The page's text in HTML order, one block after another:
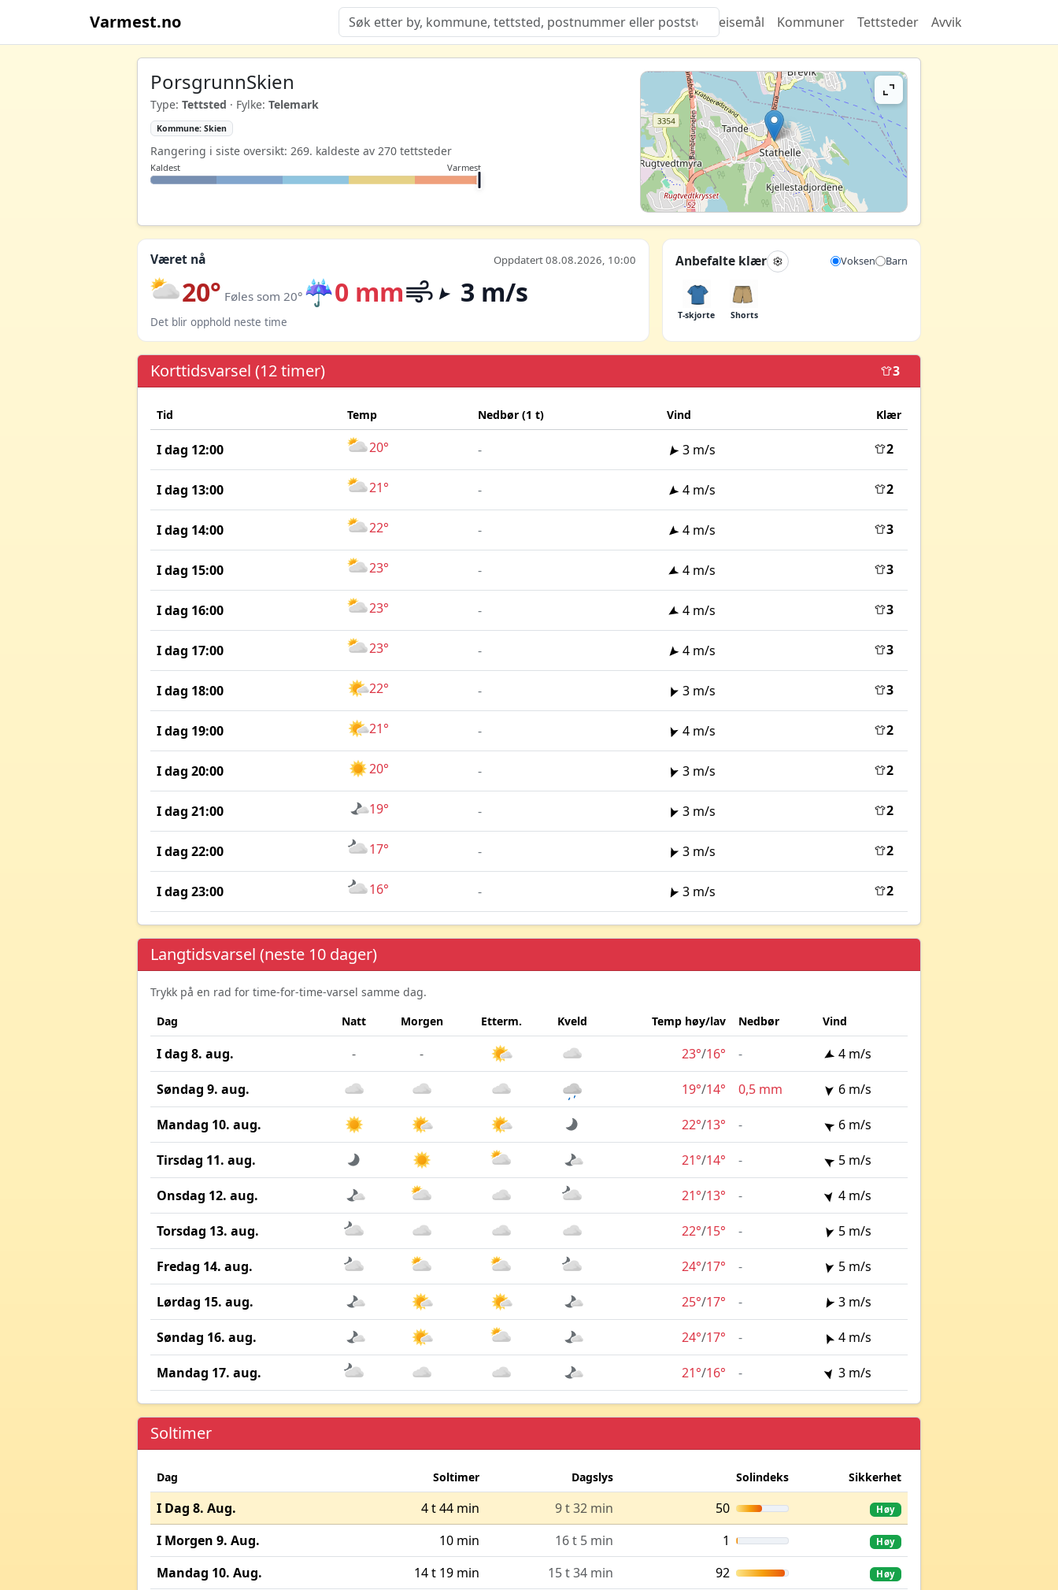
Varmest.no Quiz Reisemål Kommuner Tettsteder Avvik
PorsgrunnSkien
Type: Tettsted · Fylke: Telemark
Kommune: Skien
Rangering i siste oversikt: 269. kaldeste av 270 tettsteder
Kaldest Varmest
Været nå Oppdatert 08.08.2026, 10:00
20° Føles som 20° ☔0 mm 3 m/s
Det blir opphold neste time
Anbefalte klær Voksen Barn
T-skjorte Shorts
Korttidsvarsel (12 timer) 3
Tid Temp Nedbør (1 t) Vind Klær
I dag 12:00 20° - 3 m/s 2
I dag 13:00 21° - 4 m/s 2
I dag 14:00 22° - 4 m/s 3
I dag 15:00 23° - 4 m/s 3
I dag 16:00 23° - 4 m/s 3
I dag 17:00 23° - 4 m/s 3
I dag 18:00 22° - 3 m/s 3
I dag 19:00 21° - 4 m/s 2
I dag 20:00 20° - 3 m/s 2
I dag 21:00 19° - 3 m/s 2
I dag 22:00 17° - 3 m/s 2
I dag 23:00 16° - 3 m/s 2
Langtidsvarsel (neste 10 dager)
Trykk på en rad for time-for-time-varsel samme dag.
Dag
Natt Morgen Etterm. Kveld Temp høy/lav Nedbør Vind
I dag 8. aug. - - 23°/16° - 4 m/s
Søndag 9. aug. 19°/14° 0,5 mm 6 m/s
Mandag 10. aug. 22°/13° - 6 m/s
Tirsdag 11. aug. 21°/14° - 5 m/s
Onsdag 12. aug. 21°/13° - 4 m/s
Torsdag 13. aug. 22°/15° - 5 m/s
Fredag 14. aug. 24°/17° - 5 m/s
Lørdag 15. aug. 25°/17° - 3 m/s
Søndag 16. aug. 24°/17° - 4 m/s
Mandag 17. aug. 21°/16° - 3 m/s
Soltimer
Dag Soltimer Dagslys Solindeks Sikkerhet
I Dag 8. Aug. 4 t 44 min 9 t 32 min 50 Høy
I Morgen 9. Aug. 10 min 16 t 5 min 1 Høy
Mandag 10. Aug. 14 t 19 min 15 t 34 min 92 Høy